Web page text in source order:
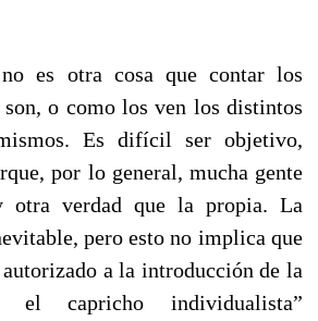
es otra cosa que contar los
son, o como los ven los distintos
Es difícil ser objetivo,
por lo general, mucha gente
otra verdad que la propia. La
pero esto no implica que
a la introducción de la
el capricho individualista”